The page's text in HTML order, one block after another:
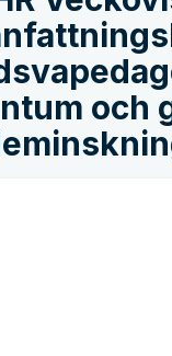
och